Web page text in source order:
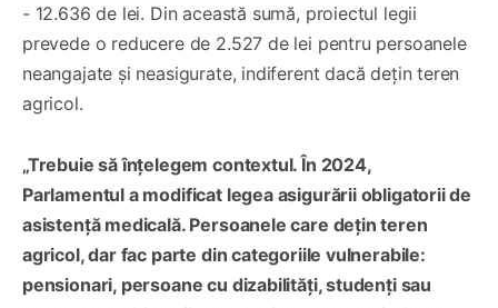
- 12.636 de lei. Din această sumă, proiectul legii
prevede o reducere de 2.527 de lei pentru persoanele
neangajate și neasigurate, indiferent dacă dețin teren
agricol.
„Trebuie să înțelegem contextul. În 2024,
Parlamentul a modificat legea asigurării obligatorii de
asistență medicală. Persoanele care dețin teren
agricol, dar fac parte din categoriile vulnerabile:
pensionari, persoane cu dizabilități, studenți sau